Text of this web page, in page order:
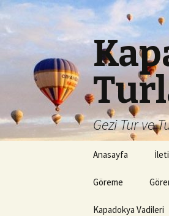
Gezi Tur ve
Anasayfa
Göreme
Kapadokya Vadileri